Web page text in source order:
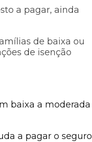
a pagar, ainda
de baixa ou
de isenção
baixa a moderada
a pagar o seguro